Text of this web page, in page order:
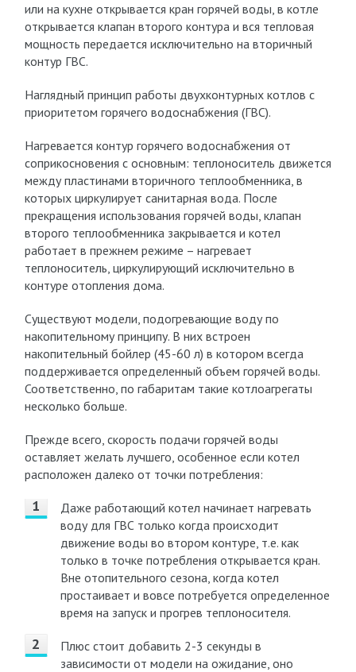
или на кухне открывается кран горячей воды, в котле
открывается клапан второго контура и вся тепловая
мощность передается исключительно на вторичный
контур ГВС.
Наглядный принцип работы двухконтурных котлов с
приоритетом горячего водоснабжения (ГВС).
Нагревается контур горячего водоснабжения от
соприкосновения с основным: теплоноситель движется
между пластинами вторичного теплообменника, в
которых циркулирует санитарная вода. После
прекращения использования горячей воды, клапан
второго теплообменника закрывается и котел
работает в прежнем режиме – нагревает
теплоноситель, циркулирующий исключительно в
контуре отопления дома.
Существуют модели, подогревающие воду по
накопительному принципу. В них встроен
накопительный бойлер (45-60 л) в котором всегда
поддерживается определенный объем горячей воды.
Соответственно, по габаритам такие котлоагрегаты
несколько больше.
Прежде всего, скорость подачи горячей воды
оставляет желать лучшего, особенное если котел
расположен далеко от точки потребления:
Даже работающий котел начинает нагревать
воду для ГВС только когда происходит
движение воды во втором контуре, т.е. как
только в точке потребления открывается кран.
Вне отопительного сезона, когда котел
простаивает и вовсе потребуется определенное
время на запуск и прогрев теплоносителя.
Плюс стоит добавить 2-3 секунды в
зависимости от модели на ожидание, оно